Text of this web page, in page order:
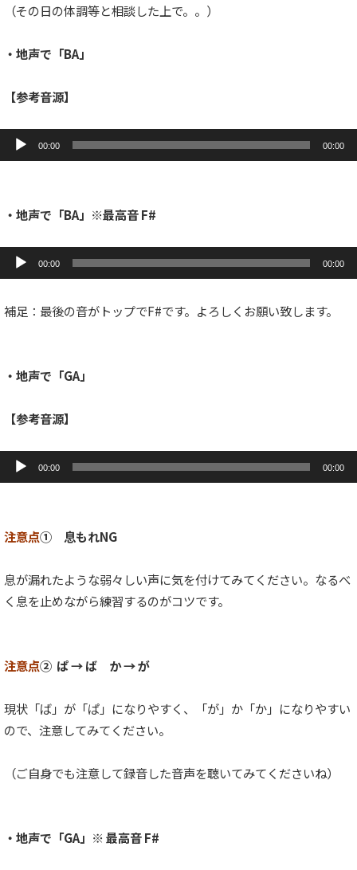
（その日の体調等と相談した上で。。）
・地声で「BA」
【参考音源】
音
プ
00:00 00:00
・地声で「BA」※最高音 F#
音
プ
ヤ
00:00 00:00
補足：最後の音がトップでF#です。よろしくお願い致します。
・地声で「GA」
【参考音源】
音
プ
ー
00:00 00:00
注意点① 息もれNG
息が漏れたような弱々しい声に気を付けてみてください。なるべ
く息を止めながら練習するのがコツです。
注意点② ぱ → ば か → が
現状「ば」が「ぱ」になりやすく、「が」か「か」になりやすい
ので、注意してみてください。
（ご自身でも注意して録音した音声を聴いてみてくださいね）
・地声で「GA」※ 最高音 F#